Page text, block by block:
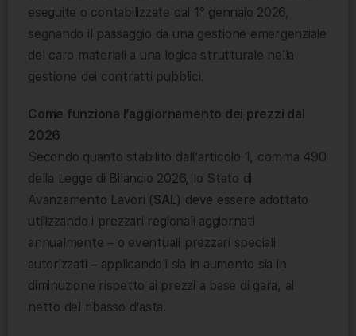
eseguite o contabilizzate dal 1° gennaio 2026,
segnando il passaggio da una gestione emergenziale
del caro materiali a una logica strutturale nella
gestione dei contratti pubblici.
Come funziona l’aggiornamento dei prezzi dal
2026
Secondo quanto stabilito dall’articolo 1, comma 490
della Legge di Bilancio 2026, lo Stato di
Avanzamento Lavori (SAL) deve essere adottato
utilizzando i prezzari regionali aggiornati
annualmente – o eventuali prezzari speciali
autorizzati – applicandoli sia in aumento sia in
diminuzione rispetto ai prezzi a base di gara, al
netto del ribasso d’asta.